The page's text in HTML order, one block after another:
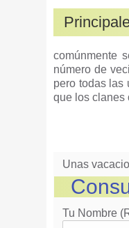
comúnmente
número de
pero todas las
que los clanes
Unas
Tu Nombre